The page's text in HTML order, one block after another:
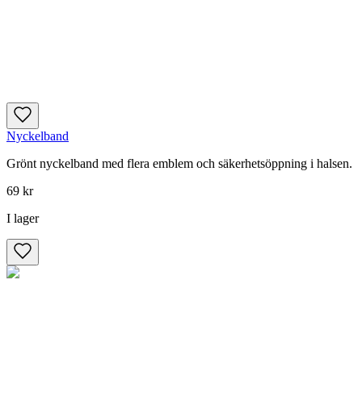
Nyckelband
Grönt nyckelband med flera emblem och säkerhetsöppning i halsen.
69 kr
I lager